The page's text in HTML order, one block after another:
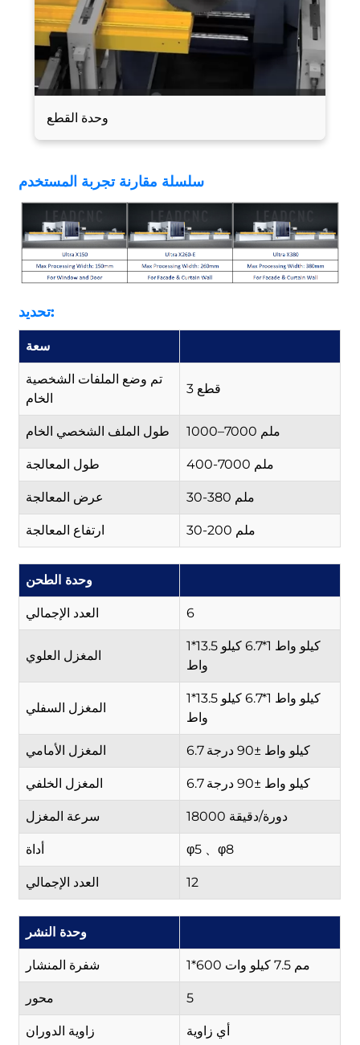
وحدة القطع
سلسلة مقارنة تجربة المستخدم
تحديد:
سعة
تم وضع الملفات الشخصية
الخام
3 قطع
طول الملف الشخصي الخام 1000–7000 ملم
طول المعالجة 400-7000 ملم
عرض المعالجة 30-380 ملم
ارتفاع المعالجة 30-200 ملم
وحدة الطحن
العدد الإجمالي 6
المغزل العلوي
1*13.5 كيلو واط 1*6.7 كيلو
واط
المغزل السفلي
1*13.5 كيلو واط 1*6.7 كيلو
واط
المغزل الأمامي 6.7 كيلو واط ±90 درجة
المغزل الخلفي 6.7 كيلو واط ±90 درجة
سرعة المغزل 18000 دورة/دقيقة
أداة φ5 、φ8
العدد الإجمالي 12
وحدة النشر
شفرة المنشار 1*600 مم 7.5 كيلو وات
محور 5
زاوية الدوران أي زاوية